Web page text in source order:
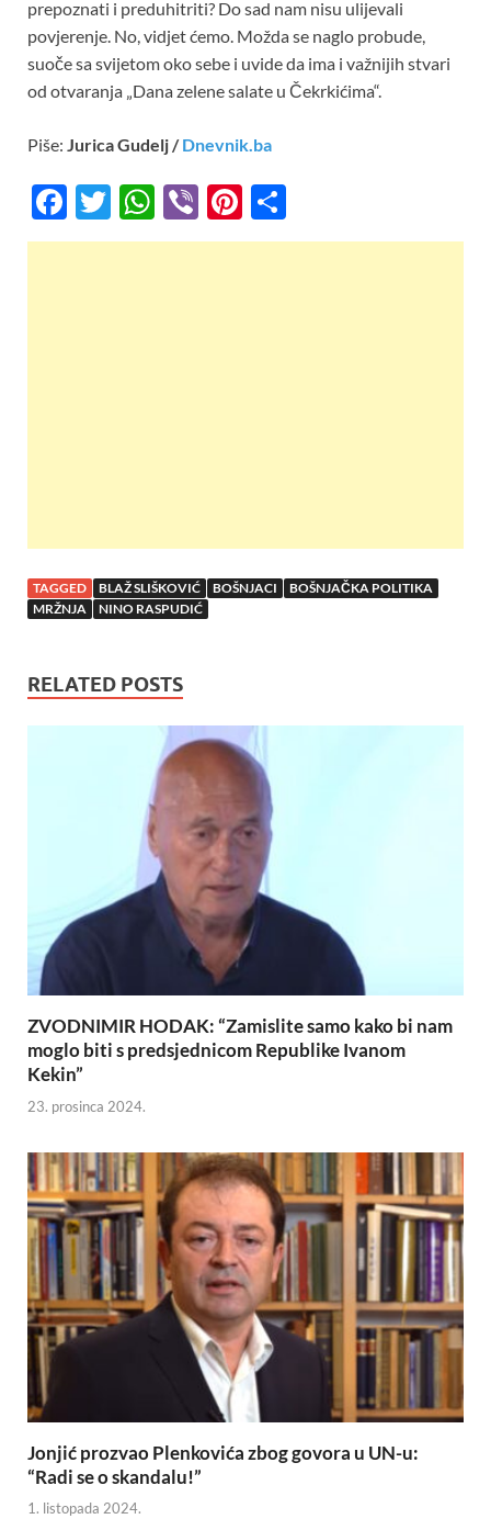
prepoznati i preduhitriti? Do sad nam nisu ulijevali
povjerenje. No, vidjet ćemo. Možda se naglo probude,
suoče sa svijetom oko sebe i uvide da ima i važnijih stvari
od otvaranja „Dana zelene salate u Čekrkićima“.
Piše: Jurica Gudelj /Dnevnik.ba
F
ac
T
w
W
h
Vi
b
Pi
nt h
TAGGED BLAŽ SLIŠKOVIĆ BOŠNJACI
BOŠNJAČKA POLITIKA
MRŽNJA
NINO RASPUDIĆ
RELATED POSTS
ZVODNIMIR HODAK: “Zamislite samo kako bi nam
moglo biti s predsjednicom Republike Ivanom
Kekin”
23. prosinca 2024.
Jonjić prozvao Plenkovića zbog govora u UN-u:
“Radi se o skandalu!”
1. listopada 2024.